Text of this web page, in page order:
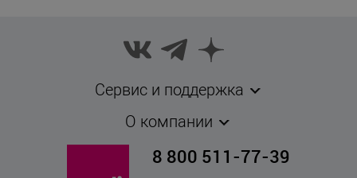
Сервис и поддержка
О компании
8 800 511-77-39